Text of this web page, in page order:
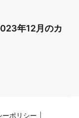
年12月のカ
ーポリシー